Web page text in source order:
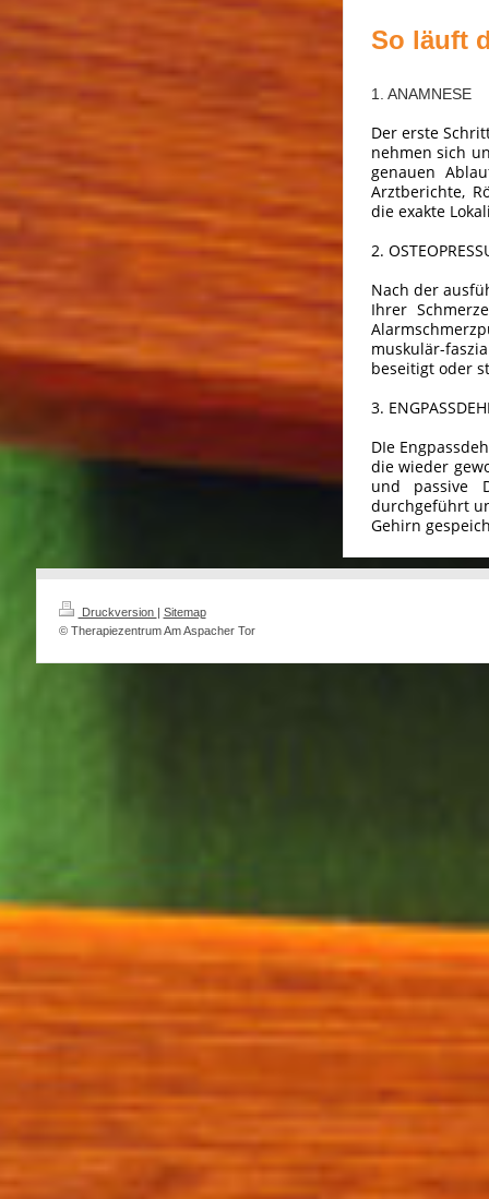
So läuft
1. ANAMNESE
Der erste
nehmen sich
genauen
Arztberichte,
die exakte
2.
Nach der
Ihrer
muskulär-
beseitigt oder
3.
DIe
die wieder
und passive
durchgeführt
Gehirn
Druckversion | Sitemap
© Therapiezentrum Am Aspacher Tor